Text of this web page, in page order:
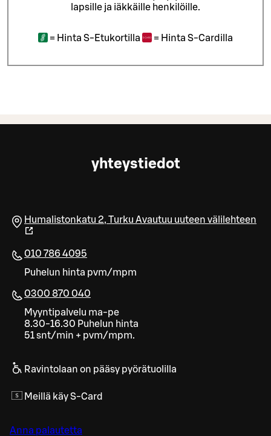
lapsille ja iäkkäille henkilöille.
= Hinta S-Etukortilla = Hinta S-Cardilla
yhteystiedot
Humalistonkatu 2, Turku Avautuu uuteen välilehteen
010 786 4095
Puhelun hinta pvm/mpm
0300 870 040
Myyntipalvelu ma-pe
8.30-16.30 Puhelun hinta
51 snt/min + pvm/mpm.
Ravintolaan on pääsy pyörätuolilla
Meillä käy S-Card
Anna palautetta